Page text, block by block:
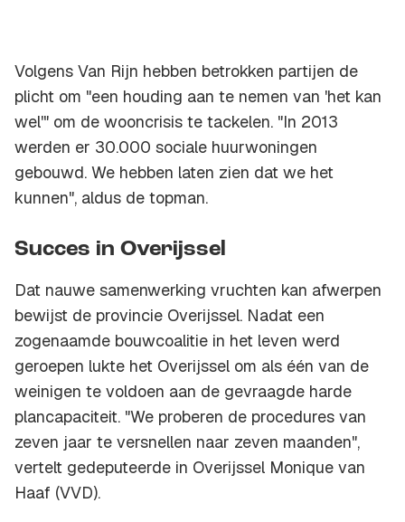
Volgens Van Rijn hebben betrokken partijen de
plicht om "een houding aan te nemen van 'het kan
wel'" om de wooncrisis te tackelen. "In 2013
werden er 30.000 sociale huurwoningen
gebouwd. We hebben laten zien dat we het
kunnen", aldus de topman.
Succes in Overijssel
Dat nauwe samenwerking vruchten kan afwerpen
bewijst de provincie Overijssel. Nadat een
zogenaamde bouwcoalitie in het leven werd
geroepen lukte het Overijssel om als één van de
weinigen te voldoen aan de gevraagde harde
plancapaciteit. "We proberen de procedures van
zeven jaar te versnellen naar zeven maanden",
vertelt gedeputeerde in Overijssel Monique van
Haaf (VVD).